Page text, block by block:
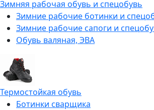
Зимняя рабочая обувь и спецобувь
Зимние рабочие ботинки и
Зимние рабочие сапоги и
Обувь валяная, ЭВА
Термостойкая обувь
Ботинки сварщика